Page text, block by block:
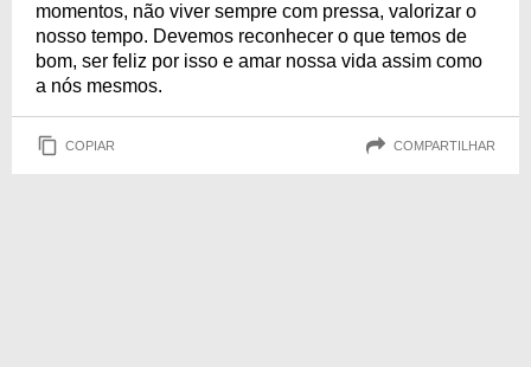
momentos, não viver sempre com pressa, valorizar o
nosso tempo. Devemos reconhecer o que temos de
bom, ser feliz por isso e amar nossa vida assim como
a nós mesmos.
COPIAR COMPARTILHAR